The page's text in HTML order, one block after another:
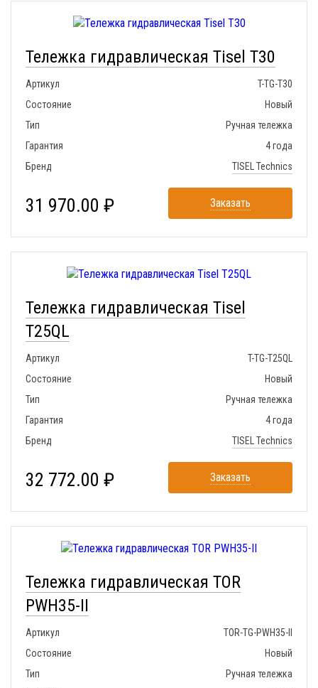
Тележка гидравлическая Tisel T30
Артикул
T-TG-T30
Состояние
Новый
Тип
Ручная тележка
Гарантия
4 года
Бренд
TISEL Technics
31 970.00 ₽ Заказать
Тележка гидравлическая Tisel
T25QL
Артикул
T-TG-T25QL
Состояние
Новый
Тип
Ручная тележка
Гарантия
4 года
Бренд
TISEL Technics
32 772.00 ₽ Заказать
Тележка гидравлическая TOR
PWH35-II
Артикул
TOR-TG-PWH35-II
Состояние
Новый
Тип
Ручная тележка